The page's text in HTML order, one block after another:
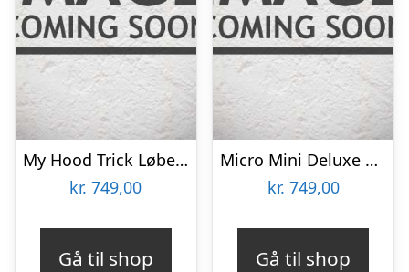
My Hood Trick Løbehjul 7.0 – Sort/Pink – 506068
kr. 749,00
Gå til shop
Micro Mini Deluxe ECO – Grøn – MMD119
kr. 749,00
Gå til shop